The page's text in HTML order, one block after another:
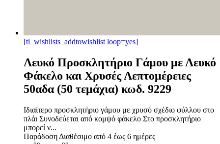
[ti_wishlists_addtowishlist loop=yes]
Λευκό Προσκλητήριο Γάμου με Λευκό
Φάκελο και Χρυσές Λεπτομέρειες
50αδα (50 τεμάχια) κωδ. 9229
Ιδιαίτερο προσκλητήριο γάμου με χρυσό σχέδιο φύλλου στο
πλάι Συνοδεύεται από κομψό φάκελο Στο προσκλητήριο
μπορεί ν...
Παράδοση Διαθέσιμο από 4 έως 6 ημέρες